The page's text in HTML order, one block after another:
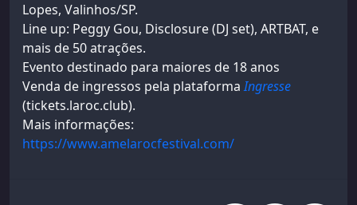
Lopes, Valinhos/SP.
Line up: Peggy Gou, Disclosure (DJ set), ARTBAT, e
mais de 50 atrações.
Evento destinado para maiores de 18 anos
Venda de ingressos pela plataformaIngresse
(tickets.laroc.club).
Mais informações:
https://www.amelarocfestival.com/